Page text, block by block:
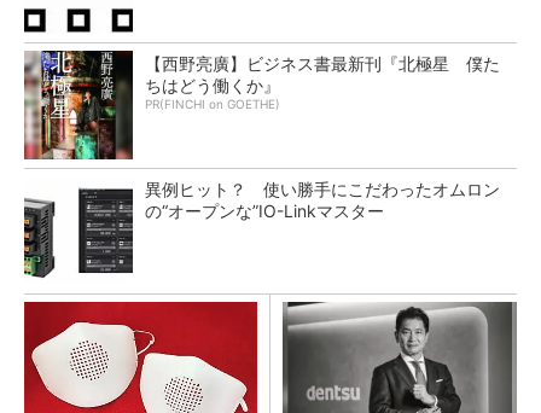
【西野亮廣】ビジネス書最新刊『北極星 僕た
ちはどう働くか』
PR(FINCHI on GOETHE)
異例ヒット？ 使い勝手にこだわったオムロン
の“オープンな”IO-Linkマスター